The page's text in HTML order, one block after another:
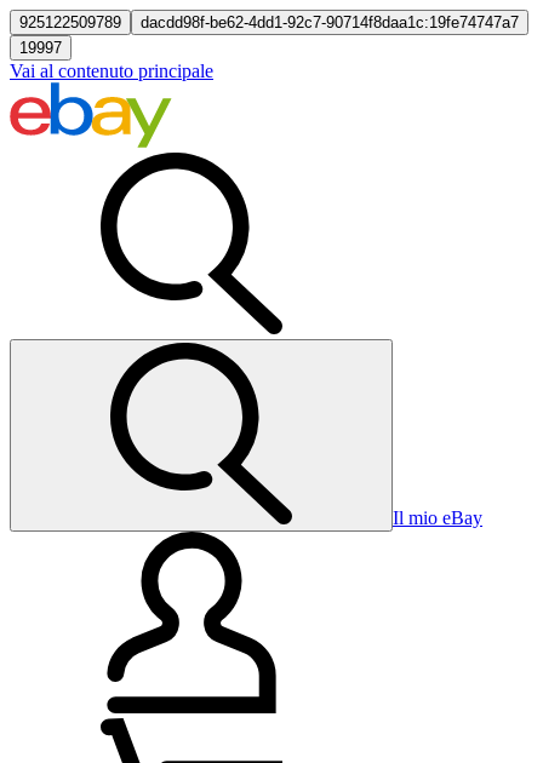
925122509789
dacdd98f-be62-4dd1-92c7-90714f8daa1c:19fe74747a7
19997
Vai al contenuto principale
Il mio eBay